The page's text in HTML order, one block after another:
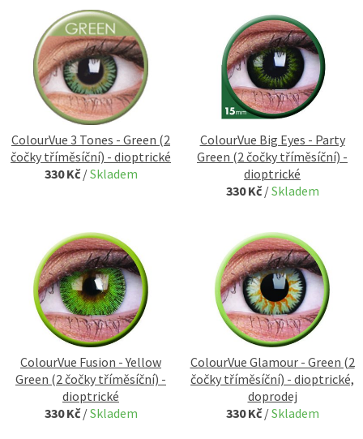
ColourVue 3 Tones - Green (2
čočky tříměsíční) - dioptrické
330 Kč/Skladem
ColourVue Big Eyes - Party
Green (2 čočky tříměsíční) -
dioptrické
330 Kč/Skladem
ColourVue Fusion - Yellow
Green (2 čočky tříměsíční) -
dioptrické
330 Kč/Skladem
ColourVue Glamour - Green (2
čočky tříměsíční) - dioptrické,
doprodej
330 Kč/Skladem